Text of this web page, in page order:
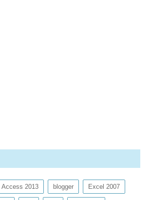
Access 2013 blogger Excel 2007